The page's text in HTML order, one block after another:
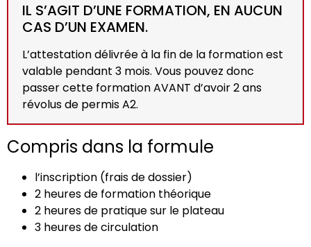
IL S’AGIT D’UNE FORMATION, EN AUCUN
CAS D’UN EXAMEN.
L’attestation délivrée à la fin de la formation est
valable pendant 3 mois. Vous pouvez donc
passer cette formation AVANT d’avoir 2 ans
révolus de permis A2.
Compris dans la formule
l’inscription (frais de dossier)
2 heures de formation théorique
2 heures de pratique sur le plateau
3 heures de circulation